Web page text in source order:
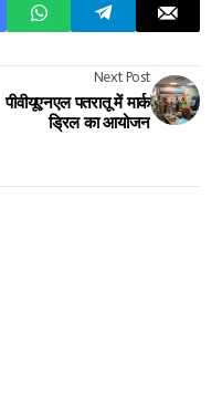
Next Post
पीवीयूएनएल पतरातू में मार्क
ड्रिल का आयोजन